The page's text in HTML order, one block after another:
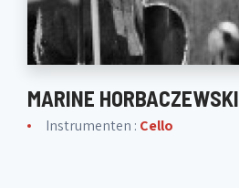
MARINE HORBACZEWSKI
Instrumenten : Cello